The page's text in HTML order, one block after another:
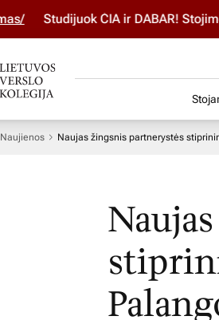
Studijuok ČIA ir DABAR! Stojimo
Naujienos Naujas žingsnis partnerystės